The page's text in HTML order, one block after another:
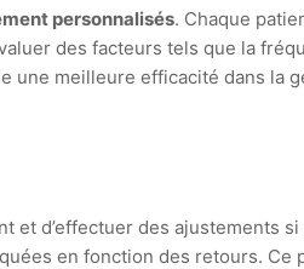
personnalisés. Chaque
des facteurs tels que la
une meilleure efficacité dans la
et d’effectuer des ajustements
en fonction des retours. Ce